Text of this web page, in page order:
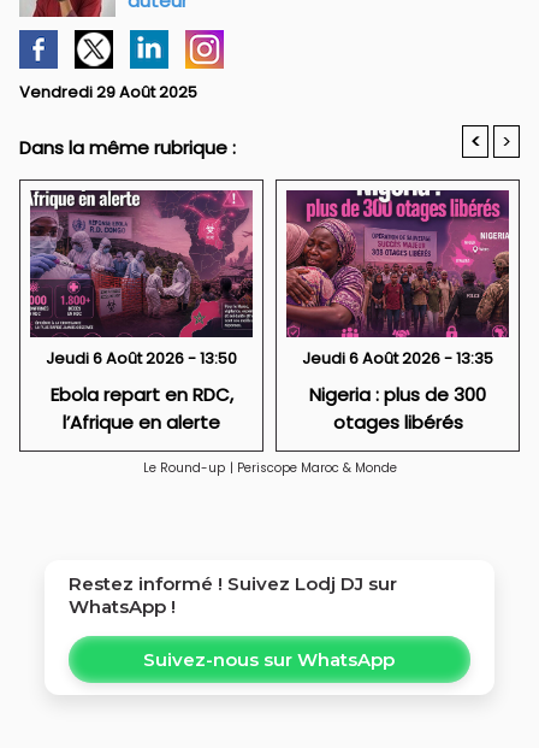
Vendredi 29 Août 2025
Dans la même rubrique : < >
Jeudi 6 Août 2026 - 13:50
Ebola repart en RDC,
l’Afrique en alerte
Jeudi 6 Août 2026 - 13:35
Nigeria : plus de 300
otages libérés
Le Round-up | Periscope Maroc & Monde
Restez informé ! Suivez Lodj DJ sur
WhatsApp !
Suivez-nous sur WhatsApp